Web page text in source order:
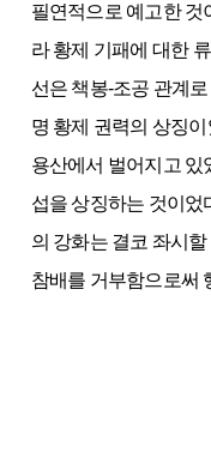
필연적으로 예고한 것
라 황제 기패에 대한
선은 책봉-조공 관계
명 황제 권력의 상징
용산에서 벌어지고 있
섭을 상징하는 것이었
의 강화는 결코 좌시
참배를 거부함으로써